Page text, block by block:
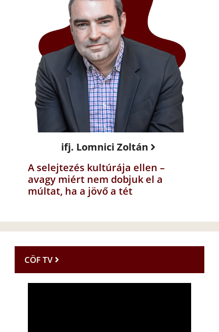
ifj. Lomnici Zoltán
A selejtezés kultúrája ellen –
avagy miért nem dobjuk el a
múltat, ha a jövő a tét
CÖF TV